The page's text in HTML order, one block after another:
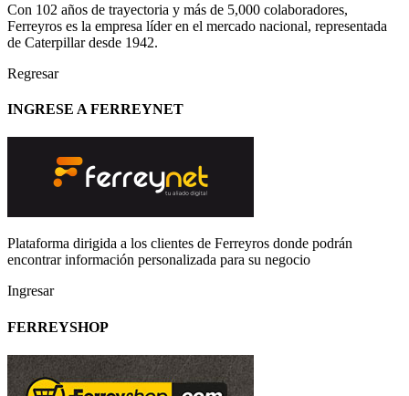
Con 102 años de trayectoria y más de 5,000 colaboradores,
Ferreyros es la empresa líder en el mercado nacional, representada
de Caterpillar desde 1942.
Regresar
INGRESE A FERREYNET
Plataforma dirigida a los clientes de Ferreyros donde podrán
encontrar información personalizada para su negocio
Ingresar
FERREYSHOP